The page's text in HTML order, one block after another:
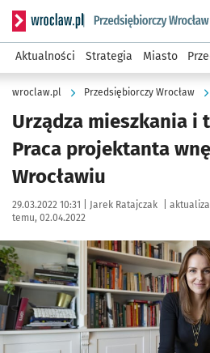
Serwis informacyjny wroclaw.pl
Aktualności Strategia Miasto
wroclaw.pl Przedsiębiorczy Wrocław
Urządza mieszkania i
Praca projektanta
Wrocławiu
Data publikacji:
29.03.2022 10:31 | Autor:
Jarek Ratajczak
temu, 02.04.2022
Kliknij, aby zobaczyć galerię
Kliknij, aby powiększyć